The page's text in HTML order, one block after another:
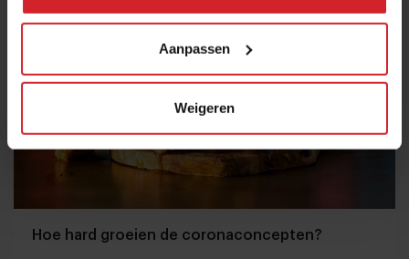
Aanpassen
Weigeren
Hoe hard groeien de coronaconcepten?